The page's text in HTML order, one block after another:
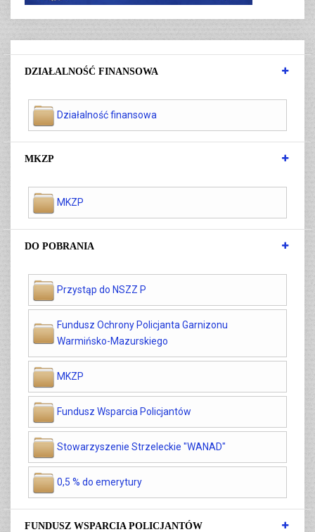
DZIAŁALNOŚĆ FINANSOWA
Działalność finansowa
MKZP
MKZP
DO POBRANIA
Przystąp do NSZZ P
Fundusz Ochrony Policjanta Garnizonu
Warmińsko-Mazurskiego
MKZP
Fundusz Wsparcia Policjantów
Stowarzyszenie Strzeleckie "WANAD"
0,5 % do emerytury
FUNDUSZ WSPARCIA POLICJANTÓW